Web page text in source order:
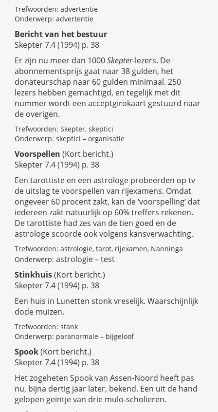
Trefwoorden: advertentie
Onderwerp: advertentie
Bericht van het bestuur
Skepter 7.4 (1994) p. 38
Er zijn nu meer dan 1000Skepter-lezers. De
abonnementsprijs gaat naar 38 gulden, het
donateurschap naar 60 gulden minimaal. 250
lezers hebben gemachtigd, en tegelijk met dit
nummer wordt een acceptgirokaart gestuurd naar
de overigen.
Trefwoorden: Skepter, skeptici
Onderwerp: skeptici – organisatie
Voorspellen (Kort bericht.)
Skepter 7.4 (1994) p. 38
Een tarottiste en een astrologe probeerden op tv
de uitslag te voorspellen van rijexamens. Omdat
ongeveer 60 procent zakt, kan de ‘voorspelling’ dat
iedereen zakt natuurlijk op 60% treffers rekenen.
De tarottiste had zes van de tien goed en de
astrologe scoorde ook volgens kansverwachting.
Trefwoorden: astrologie, tarot, rijexamen, Nanninga
Onderwerp: astrologie – test
Stinkhuis(Kort bericht.)
Skepter 7.4 (1994) p. 38
Een huis in Lunetten stonk vreselijk. Waarschijnlijk
dode muizen.
Trefwoorden: stank
Onderwerp: paranormale – bijgeloof
Spook(Kort bericht.)
Skepter 7.4 (1994) p. 38
Het zogeheten Spook van Assen-Noord heeft pas
nu, bijna dertig jaar later, bekend. Een uit de hand
gelopen geintje van drie mulo-scholieren.